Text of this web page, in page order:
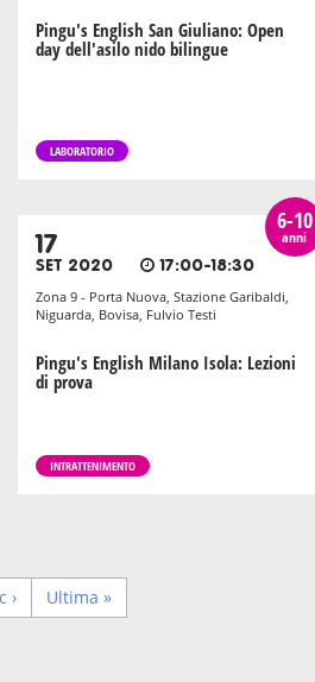
Pingu's English San Giuliano: Open
day dell'asilo nido bilingue
LABORATORIO
6-10
anni
17
SET 2020 17:00-18:30
Zona 9 - Porta Nuova, Stazione Garibaldi,
Niguarda, Bovisa, Fulvio Testi
Pingu's English Milano Isola: Lezioni
di prova
INTRATTENIMENTO
›
Last
page
Ultima »